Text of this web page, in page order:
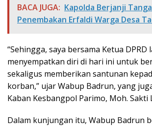
BACA JUGA: Kapolda Berjanji
Penembakan Erfaldi Warga Desa
“Sehingga, saya bersama Ketua DPRD
menyempatkan diri di hari ini untuk
sekaligus memberikan santunan
korban,” ujar Wabup Badrun, yang
Kaban Kesbangpol Parimo, Moh. Sakti
Dalam kunjungan itu, Wabup Badrun